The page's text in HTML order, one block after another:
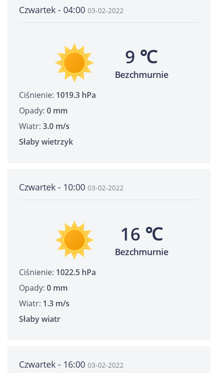
Czwartek - 04:00 03-02-2022
9 ℃
Bezchmurnie
Ciśnienie: 1019.3 hPa
Opady: 0 mm
Wiatr: 3.0 m/s
Słaby wietrzyk
Czwartek - 10:00 03-02-2022
16 ℃
Bezchmurnie
Ciśnienie: 1022.5 hPa
Opady: 0 mm
Wiatr: 1.3 m/s
Słaby wiatr
Czwartek - 16:00 03-02-2022